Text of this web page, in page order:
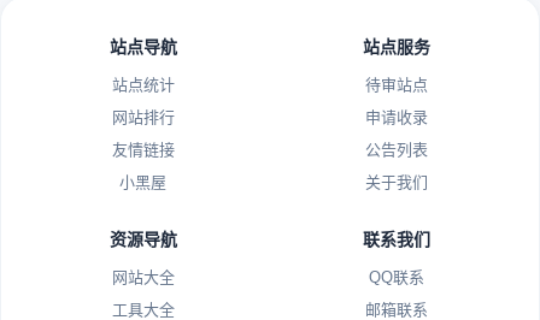
站点导航
站点统计
网站排行
友情链接
小黑屋
站点服务
待审站点
申请收录
公告列表
关于我们
资源导航
网站大全
工具大全
联系我们
QQ联系
邮箱联系